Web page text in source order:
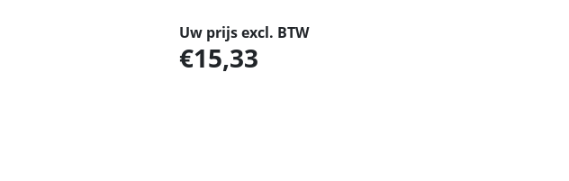
Uw prijs excl. BTW
15,33